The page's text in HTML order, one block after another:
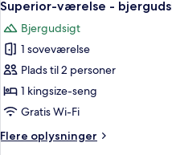
(Mediterranean)
alle
billeder
af
Superior-
værelse
-
(Tramuntana)
Superior-værelse -
Bjergudsigt
1 soveværelse
Plads til 2 personer
1 kingsize-seng
Gratis Wi-Fi
Flere oplysninger
Flere